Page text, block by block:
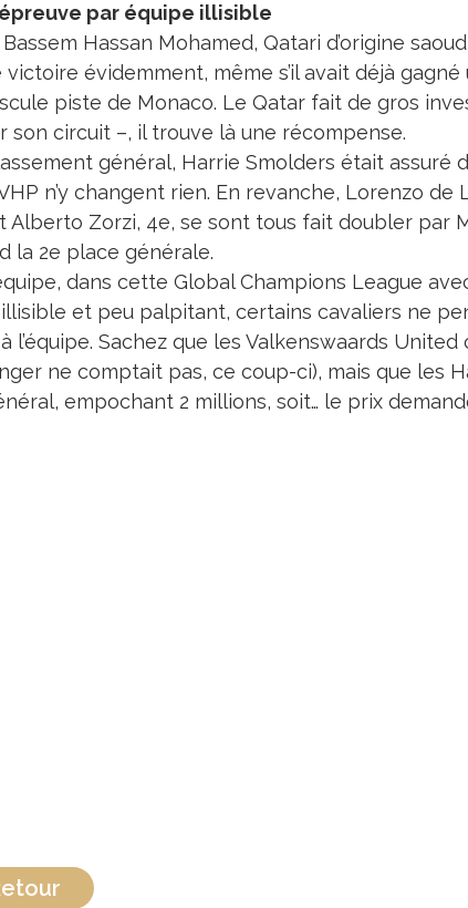
par équipe illisible
Hassan Mohamed, Qatari d’origine
évidemment, même s’il avait déjà
piste de Monaco. Le Qatar fait de gros
son circuit –, il trouve là une récompense.
général, Harrie Smolders était assuré
n’y changent rien. En revanche, Lorenzo de
Alberto Zorzi, 4e, se sont tous fait doubler par
la 2e place générale.
dans cette Global Champions League
et peu palpitant, certains cavaliers ne
l’équipe. Sachez que les Valkenswaards
ne comptait pas, ce coup-ci), mais que les
empochant 2 millions, soit… le prix